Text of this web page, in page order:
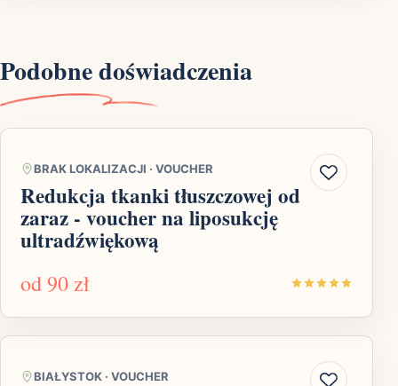
Podobne doświadczenia
BRAK LOKALIZACJI · VOUCHER
Redukcja tkanki tłuszczowej od
zaraz - voucher na liposukcję
ultradźwiękową
od90 zł
BIAŁYSTOK · VOUCHER